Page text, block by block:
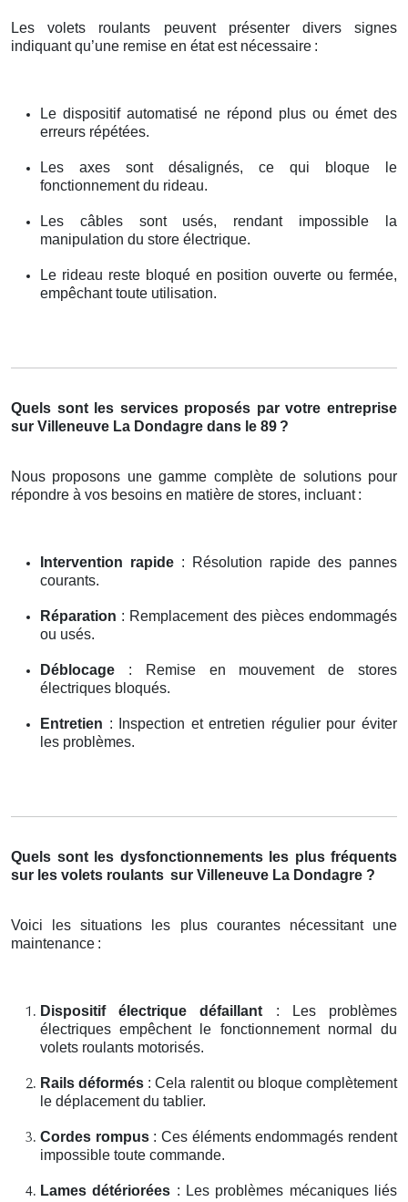
Les volets roulants peuvent présenter divers signes
indiquant qu’une remise en état est nécessaire :
Le dispositif automatisé ne répond plus ou émet des
erreurs répétées.
Les axes sont désalignés, ce qui bloque le
fonctionnement du rideau.
Les câbles sont usés, rendant impossible la
manipulation du store électrique.
Le rideau reste bloqué en position ouverte ou fermée,
empêchant toute utilisation.
Quels sont les services proposés par votre entreprise
sur Villeneuve La Dondagre dans le 89 ?
Nous proposons une gamme complète de solutions pour
répondre à vos besoins en matière de stores, incluant :
Intervention rapide : Résolution rapide des pannes
courants.
Réparation : Remplacement des pièces endommagés
ou usés.
Déblocage : Remise en mouvement de stores
électriques bloqués.
Entretien : Inspection et entretien régulier pour éviter
les problèmes.
Quels sont les dysfonctionnements les plus fréquents
sur les volets roulants sur Villeneuve La Dondagre ?
Voici les situations les plus courantes nécessitant une
maintenance :
Dispositif électrique défaillant: Les problèmes
électriques empêchent le fonctionnement normal du
volets roulants motorisés.
Rails déformés : Cela ralentit ou bloque complètement
le déplacement du tablier.
Cordes rompus: Ces éléments endommagés rendent
impossible toute commande.
Lames détériorées : Les problèmes mécaniques liés